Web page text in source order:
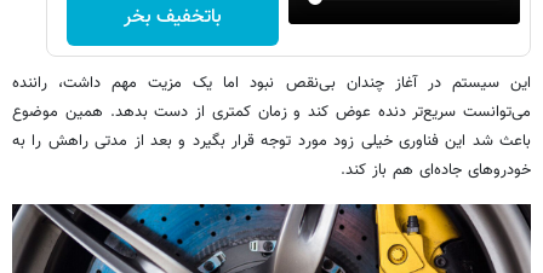
باتخفیف بخر
این سیستم در آغاز چندان بی‌نقص نبود اما یک مزیت مهم داشت، راننده
می‌توانست سریع‌تر دنده عوض کند و زمان کمتری از دست بدهد. همین موضوع
باعث شد این فناوری خیلی زود مورد توجه قرار بگیرد و بعد از مدتی راهش را به
خودروهای جاده‌ای هم باز کند.